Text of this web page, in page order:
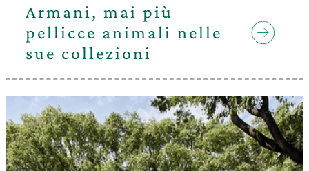
Armani, mai più
pellicce animali nelle
sue collezioni